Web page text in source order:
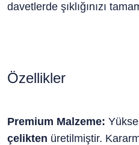
davetlerde şıklığınızı
Özellikler
Premium Malzeme:
çelikten üretilmiştir.